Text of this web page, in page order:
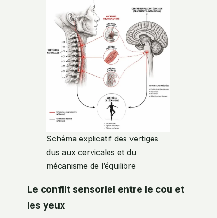
Schéma explicatif des vertiges
dus aux cervicales et du
mécanisme de l’équilibre
Le conflit sensoriel entre le cou et
les yeux